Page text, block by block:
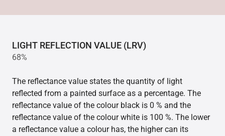
LIGHT REFLECTION VALUE (LRV)
68%
The reflectance value states the quantity of light
reflected from a painted surface as a percentage. The
reflectance value of the colour black is 0 % and the
reflectance value of the colour white is 100 %. The lower
a reflectance value a colour has, the higher can its